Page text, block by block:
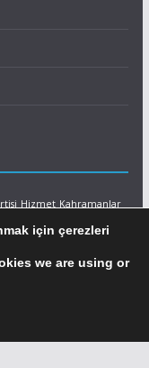
Hizmet Kahramanlar
için çerezleri
we are using or